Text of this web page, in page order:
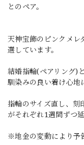
とのペア。
天神宝飾のピンクメレ
選しています。
結婚指輪(ペアリング)
馴染みの良い着け心地
指輪のサイズ直し、刻
がそれぞれ1週間ずつ
※地金の変動により予